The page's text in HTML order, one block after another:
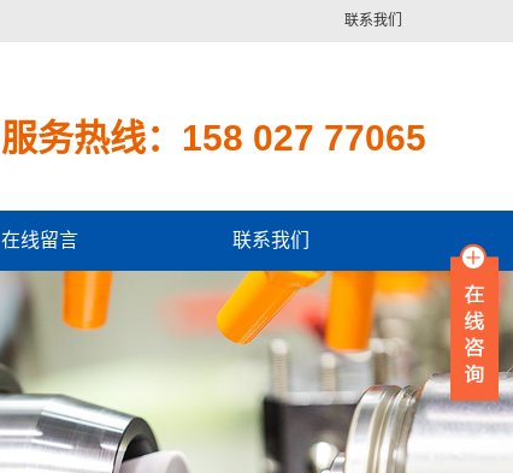
联系我们
服务热线：158 027 77065
在线留言 联系我们